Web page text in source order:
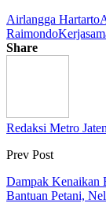
Airlangga Hartarto
Raimondo
Share
Redaksi Metro
Prev Post
Dampak Kenaikan
Bantuan Petani,